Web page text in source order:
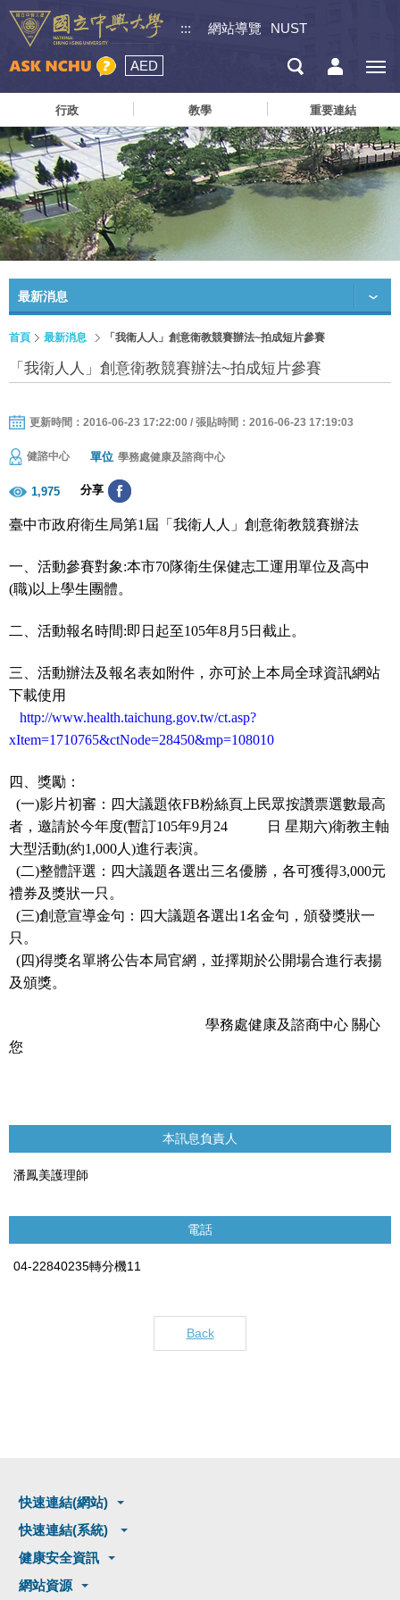
::: 網站導覽 NUST
AED
行政 教學 重要連結
最新消息
首頁 最新消息 「我衛人人」創意衛教競賽辦法~拍成短片參賽
「我衛人人」創意衛教競賽辦法~拍成短片參賽
更新時間：2016-06-23 17:22:00 / 張貼時間：2016-06-23 17:19:03
健諮中心 單位 學務處健康及諮商中心
1,975 分享
臺中市政府衛生局第1屆「我衛人人」創意衛教競賽辦法
一、活動參賽對象:本市70隊衛生保健志工運用單位及高中
(職)以上學生團體。
二、活動報名時間:即日起至105年8月5日截止。
三、活動辦法及報名表如附件，亦可於上本局全球資訊網站
下載使用
http://www.health.taichung.gov.tw/ct.asp?
xItem=1710765&ctNode=28450&mp=108010
四、獎勵：
(一)影片初審：四大議題依FB粉絲頁上民眾按讚票選數最高
者，邀請於今年度(暫訂105年9月24 日 星期六)衛教主軸
大型活動(約1,000人)進行表演。
(二)整體評選：四大議題各選出三名優勝，各可獲得3,000元
禮券及獎狀一只。
(三)創意宣導金句：四大議題各選出1名金句，頒發獎狀一
只。
(四)得獎名單將公告本局官網，並擇期於公開場合進行表揚
及頒獎。
學務處健康及諮商中心 關心
您
本訊息負責人
潘鳳美護理師
電話
04-22840235轉分機11
Back
快速連結(網站)
快速連結(系統)
健康安全資訊
網站資源